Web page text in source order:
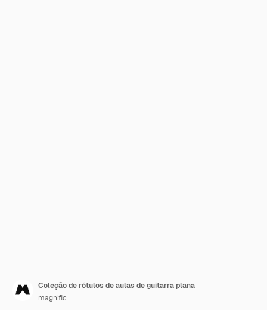
Coleção de rótulos de aulas de guitarra plana
magnific